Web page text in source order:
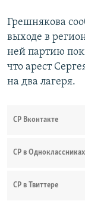
Грешнякова
выходе в
ней партию
что арест
на два лагеря.
СР Вконтакте
СР в Одноклассниках
СР в Твиттере